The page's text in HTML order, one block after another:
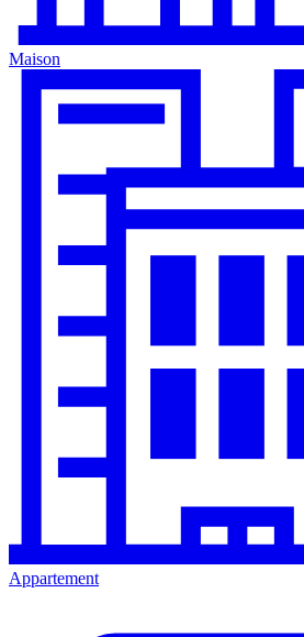
Maison
Appartement